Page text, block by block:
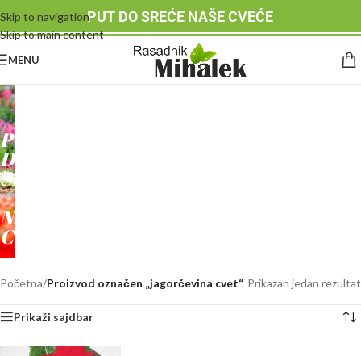
Skip to navigation
Skip to main content
PUT DO SREĆE NAŠE CVEĆE
MENU
RASADNIK
MIHALEK
PUT
DO
SREĆE
-
NAŠE
CVEĆE
Početna/Proizvod označen „jagorčevina cvet“ Prikazan jedan rezultat
Prikaži sajdbar